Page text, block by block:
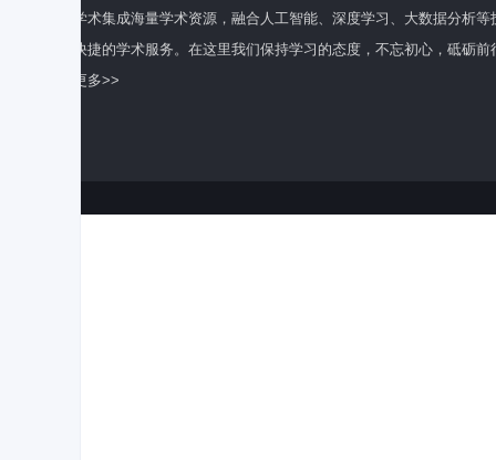
百度学术集成海量学术资源，融合人工智能、深度学习、大数据分析
全面快捷的学术服务。在这里我们保持学习的态度，不忘初心，砥砺前
了解更多>>